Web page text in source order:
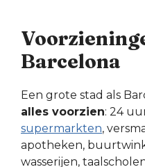
Barcelona
Een grote stad als
alles voorzien: 24
supermarkten,
apotheken,
wasserijen,